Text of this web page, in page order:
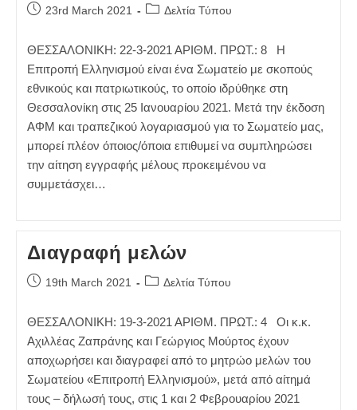
Post23rd March 2021
PostΔελτία Τύπου
ΘΕΣΣΑΛΟΝΙΚΗ: 22-3-2021 ΑΡΙΘΜ. ΠΡΩΤ.: 8 Η
Επιτροπή Ελληνισμού είναι ένα Σωματείο με σκοπούς
εθνικούς και πατριωτικούς, το οποίο ιδρύθηκε στη
Θεσσαλονίκη στις 25 Ιανουαρίου 2021. Μετά την έκδοση
ΑΦΜ και τραπεζικού λογαριασμού για το Σωματείο μας,
μπορεί πλέον όποιος/όποια επιθυμεί να συμπληρώσει
την αίτηση εγγραφής μέλους προκειμένου να
συμμετάσχει…
Διαγραφή μελών
Post19th March 2021
PostΔελτία Τύπου
ΘΕΣΣΑΛΟΝΙΚΗ: 19-3-2021 ΑΡΙΘΜ. ΠΡΩΤ.: 4 Οι κ.κ.
Αχιλλέας Ζαπράνης και Γεώργιος Μούρτος έχουν
αποχωρήσει και διαγραφεί από το μητρώο μελών του
Σωματείου «Επιτροπή Ελληνισμού», μετά από αίτημά
τους – δήλωσή τους, στις 1 και 2 Φεβρουαρίου 2021